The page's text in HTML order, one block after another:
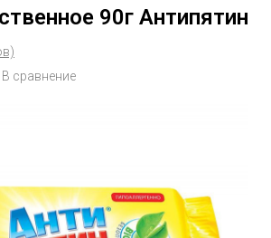
90г Антипятин
В сравнение